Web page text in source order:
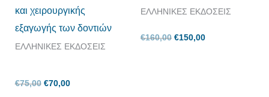
και χειρουργικής
εξαγωγής των δοντιών
ΕΛΛΗΝΙΚΕΣ ΕΚΔΟΣΕΙΣ
€75,00 €70,00
ΕΛΛΗΝΙΚΕΣ ΕΚΔΟΣΕΙΣ
€160,00 €150,00